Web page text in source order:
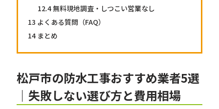
12.4 無料現地調査・しつこい営業なし
13 よくある質問（FAQ）
14 まとめ
松戸市の防水工事おすすめ業者5選
｜失敗しない選び方と費用相場